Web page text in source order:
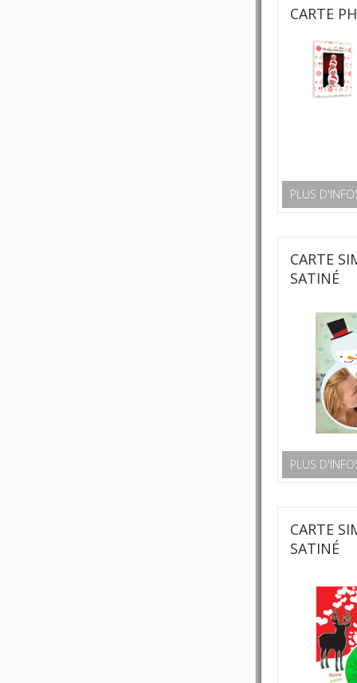
CARTE
PLUS
CARTE
SATINÉ
PLUS
CARTE
SATINÉ